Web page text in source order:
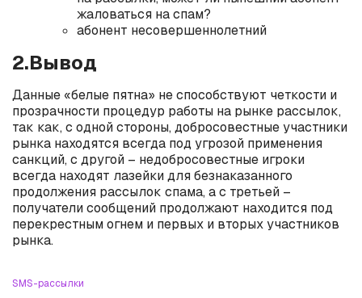
жаловаться на спам?
абонент несовершеннолетний
2.Вывод
Данные «белые пятна» не способствуют четкости и
прозрачности процедур работы на рынке рассылок,
так как, с одной стороны, добросовестные участники
рынка находятся всегда под угрозой применения
санкций, с другой – недобросовестные игроки
всегда находят лазейки для безнаказанного
продолжения рассылок спама, а с третьей –
получатели сообщений продолжают находится под
перекрестным огнем и первых и вторых участников
рынка.
SMS-рассылки